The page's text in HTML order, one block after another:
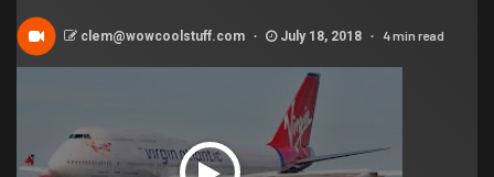
clem@wowcoolstuff.com July 18, 2018 4 min read